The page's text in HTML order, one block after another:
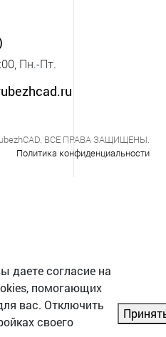
Пн.-Пт.
ВСЕ ПРАВА ЗАЩИЩЕНЫ.
Политика конфиденциальности
даете согласие на
помогающих
вас. Отключить
своего